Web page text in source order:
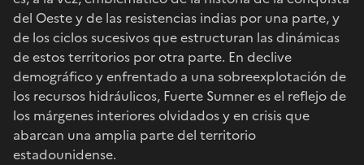
del Oeste y de las resistencias indias por una parte, y
de los ciclos sucesivos que estructuran las dinámicas
de estos territorios por otra parte. En declive
demográfico y enfrentado a una sobreexplotación de
los recursos hidráulicos, Fuerte Sumner es el reflejo de
los márgenes interiores olvidados y en crisis que
abarcan una amplia parte del territorio
estadounidense.